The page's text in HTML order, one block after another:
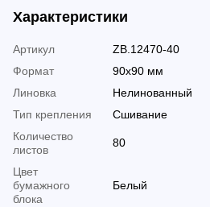
Характеристики
Артикул
ZB.12470-40
Формат
90x90 мм
Линовка
Нелинованный
Тип крепления
Сшивание
Количество
листов
80
Цвет
бумажного
блока
Белый